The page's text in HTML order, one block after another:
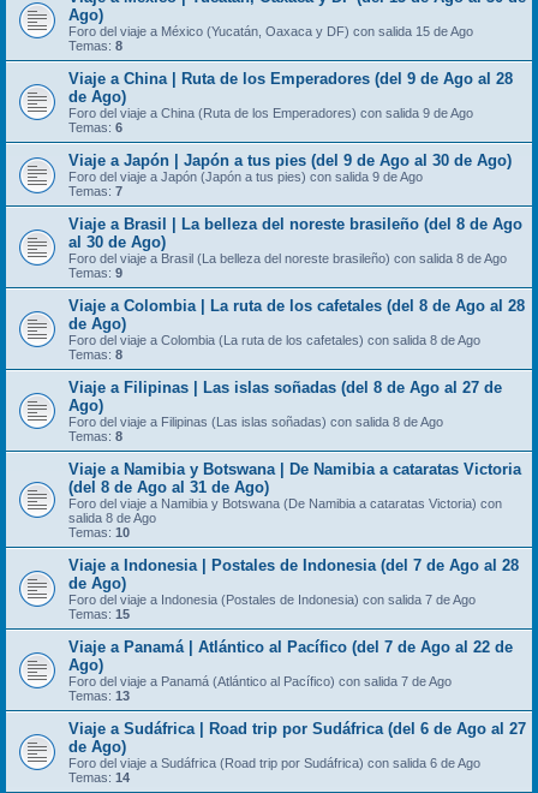
Ago)
Foro del viaje a México (Yucatán, Oaxaca y DF) con salida 15 de Ago
Temas: 8
Viaje a China | Ruta de los Emperadores (del 9 de Ago al 28
de Ago)
Foro del viaje a China (Ruta de los Emperadores) con salida 9 de Ago
Temas: 6
Viaje a Japón | Japón a tus pies (del 9 de Ago al 30 de Ago)
Foro del viaje a Japón (Japón a tus pies) con salida 9 de Ago
Temas: 7
Viaje a Brasil | La belleza del noreste brasileño (del 8 de Ago
al 30 de Ago)
Foro del viaje a Brasil (La belleza del noreste brasileño) con salida 8 de Ago
Temas: 9
Viaje a Colombia | La ruta de los cafetales (del 8 de Ago al 28
de Ago)
Foro del viaje a Colombia (La ruta de los cafetales) con salida 8 de Ago
Temas: 8
Viaje a Filipinas | Las islas soñadas (del 8 de Ago al 27 de
Ago)
Foro del viaje a Filipinas (Las islas soñadas) con salida 8 de Ago
Temas: 8
Viaje a Namibia y Botswana | De Namibia a cataratas Victoria
(del 8 de Ago al 31 de Ago)
Foro del viaje a Namibia y Botswana (De Namibia a cataratas Victoria) con
salida 8 de Ago
Temas: 10
Viaje a Indonesia | Postales de Indonesia (del 7 de Ago al 28
de Ago)
Foro del viaje a Indonesia (Postales de Indonesia) con salida 7 de Ago
Temas: 15
Viaje a Panamá | Atlántico al Pacífico (del 7 de Ago al 22 de
Ago)
Foro del viaje a Panamá (Atlántico al Pacífico) con salida 7 de Ago
Temas: 13
Viaje a Sudáfrica | Road trip por Sudáfrica (del 6 de Ago al 27
de Ago)
Foro del viaje a Sudáfrica (Road trip por Sudáfrica) con salida 6 de Ago
Temas: 14